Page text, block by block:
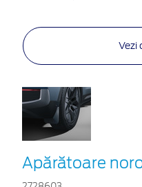
Vezi
Apărătoare